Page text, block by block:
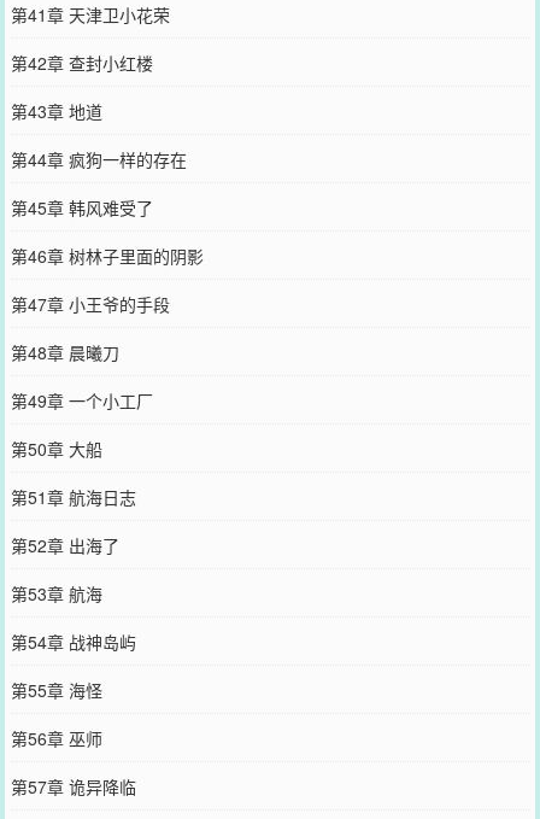
第41章 天津卫小花荣
第42章 查封小红楼
第43章 地道
第44章 疯狗一样的存在
第45章 韩风难受了
第46章 树林子里面的阴影
第47章 小王爷的手段
第48章 晨曦刀
第49章 一个小工厂
第50章 大船
第51章 航海日志
第52章 出海了
第53章 航海
第54章 战神岛屿
第55章 海怪
第56章 巫师
第57章 诡异降临